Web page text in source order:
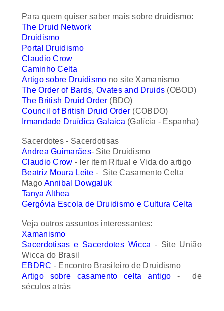
The Druid Network
Druidismo
Portal Druidismo
Claudio Crow
Caminho Celta
Artigo sobre Druidismo
The Order of Bards, Ovates and Druids(OBOD)
The British Druid Order(BDO)
Council of British Druid Order(COBDO)
Irmandade Druídica Galaica (Galícia - Espanha)
Andrea Guimarães- Site Druidismo
Claudio Crow- ler item Ritual e Vida do artigo
Beatriz Moura Leite- Site Casamento Celta
MagoAnnibal Dowgaluk
Tanya Althea
Gergóvia Escola de Druidismo e Cultura Celta
Xamanismo
Sacerdotisas e Sacerdotes Wicca
Wicca do Brasil
EBDRC- Encontro Brasileiro de Druidismo
Artigo sobre casamento celta antigo
- de
séculos atrás